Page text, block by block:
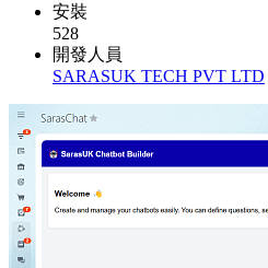
安裝
528
開發人員
SARASUK TECH PVT LTD